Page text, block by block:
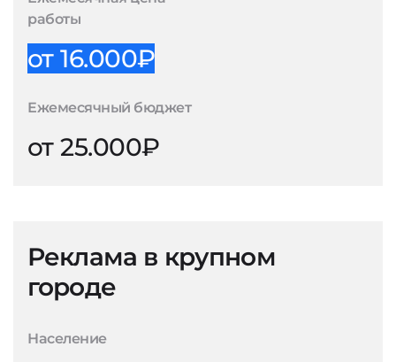
работы
от 16.000₽
Ежемесячный бюджет
от 25.000₽
Реклама в крупном
городе
Население